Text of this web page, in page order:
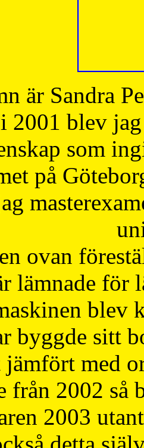
är Sandra
2001 blev
som
på
ovan
lämnade för
blev
byggde sitt
med
från 2002 så
2003